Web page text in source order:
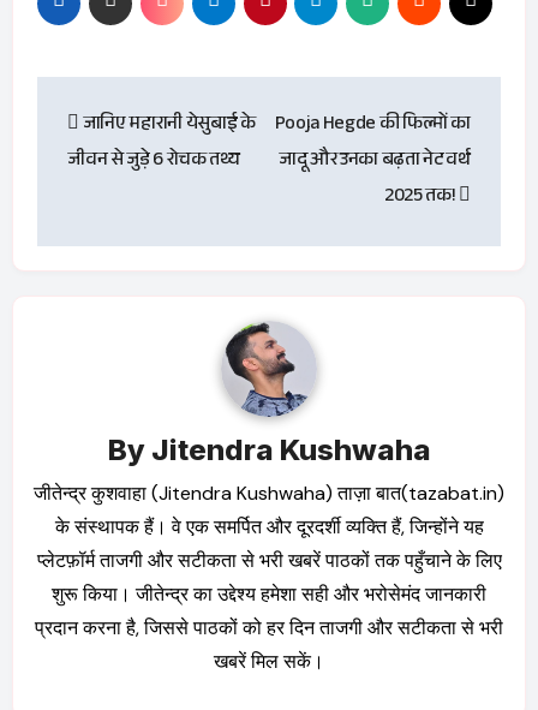
Post
navigation
जानिए महारानी येसुबाई के
जीवन से जुड़े 6 रोचक तथ्य
Pooja Hegde की फिल्मों का
जादू और उनका बढ़ता नेट वर्थ
2025 तक!
By Jitendra Kushwaha
जीतेन्द्र कुशवाहा (Jitendra Kushwaha) ताज़ा बात(tazabat.in)
के संस्थापक हैं। वे एक समर्पित और दूरदर्शी व्यक्ति हैं, जिन्होंने यह
प्लेटफ़ॉर्म ताजगी और सटीकता से भरी खबरें पाठकों तक पहुँचाने के लिए
शुरू किया। जीतेन्द्र का उद्देश्य हमेशा सही और भरोसेमंद जानकारी
प्रदान करना है, जिससे पाठकों को हर दिन ताजगी और सटीकता से भरी
खबरें मिल सकें।